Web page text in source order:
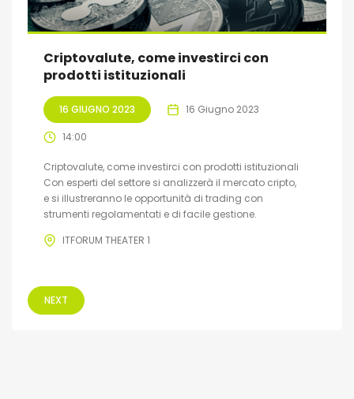
Criptovalute, come investirci con
prodotti istituzionali
16 GIUGNO 2023 16 Giugno 2023
14:00
Criptovalute, come investirci con prodotti istituzionali
Con esperti del settore si analizzerà il mercato cripto,
e si illustreranno le opportunità di trading con
strumenti regolamentati e di facile gestione.
ITFORUM THEATER 1
NEXT